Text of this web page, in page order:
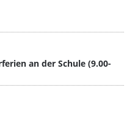
an der Schule (9.00-